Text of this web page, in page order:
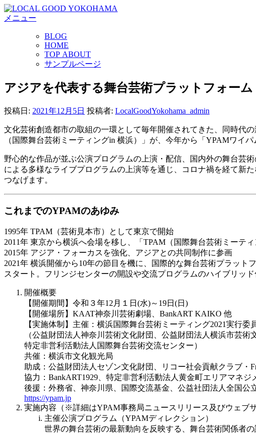
コ
ン
キ
ッ
メニュー
BLOG
HOME
TOP ABOUT
サンプルページ
アジアを代表する舞台芸術プラットフォー
投稿日: 2021年12月5日 投稿者: LocalGoodYokohama_admin
文化芸術創造都市の取組の一環として毎年開催されてきた、同時代
（国際舞台芸術ミーティングin 横浜）」が、今年から「YPAMワイ
野心的な作品が並ぶ公演プログラムの上演・配信、国内外の舞台芸
による多様なライブプログラムの上演等を通じ、コロナ禍を経て新
つなげます。
これまでのYPAMのあゆみ
1995年 TPAM（芸術見本市）として東京で開始
2011年 東京から横浜へ会場を移し、「TPAM（国際舞台芸術ミーテ
2015年 アジア・フォーカスを強化、アジアとの共同制作に参画
2021年 横浜開催から10年の節目を機に、国際的な舞台芸術プラッ
スタート。フリンジセンターの開設や交流プログラムのハイブリッド
開催概要
【開催期間】令和３年12月１日(水)～19日(日)
【開催場所】KAAT神奈川芸術劇場、BankART KAIKO 他
【実施体制】主催：横浜国際舞台芸術ミーティング2021実行委
（公益財団法人神奈川芸術文化財団、公益財団法人横浜市芸術
特定非営利活動法人国際舞台芸術交流センター）
共催：横浜市文化観光局
助成：公益財団法人セゾン文化財団、リコー社会貢献クラブ・
協力：BankART1929、特定非営利活動法人黄金町エリアマネジ
後援：外務省、神奈川県、国際交流基金、公益社団法人全国公
https://ypam.jp
実施内容（※詳細はYPAM事務局ニュースリリース及びウェブ
主催公演プログラム（YPAMディレクション）
世界の舞台芸術の最新動向を反映する、舞台芸術関係者